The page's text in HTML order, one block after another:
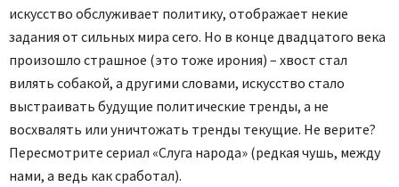
искусство обслуживает политику, отображает некие
задания от сильных мира сего. Но в конце двадцатого века
произошло страшное (это тоже ирония) – хвост стал
вилять собакой, а другими словами, искусство стало
выстраивать будущие политические тренды, а не
восхвалять или уничтожать тренды текущие. Не верите?
Пересмотрите сериал «Слуга народа» (редкая чушь, между
нами, а ведь как сработал).